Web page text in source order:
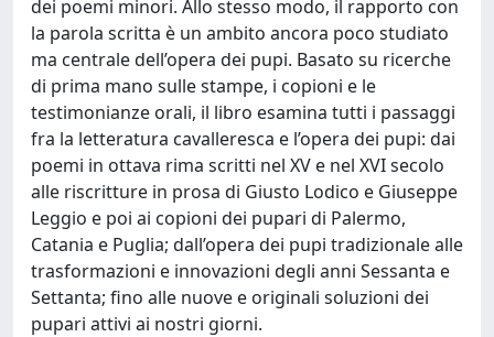
dei poemi minori. Allo stesso modo, il rapporto con
la parola scritta è un ambito ancora poco studiato
ma centrale dell’opera dei pupi. Basato su ricerche
di prima mano sulle stampe, i copioni e le
testimonianze orali, il libro esamina tutti i passaggi
fra la letteratura cavalleresca e l’opera dei pupi: dai
poemi in ottava rima scritti nel XV e nel XVI secolo
alle riscritture in prosa di Giusto Lodico e Giuseppe
Leggio e poi ai copioni dei pupari di Palermo,
Catania e Puglia; dall’opera dei pupi tradizionale alle
trasformazioni e innovazioni degli anni Sessanta e
Settanta; fino alle nuove e originali soluzioni dei
pupari attivi ai nostri giorni.